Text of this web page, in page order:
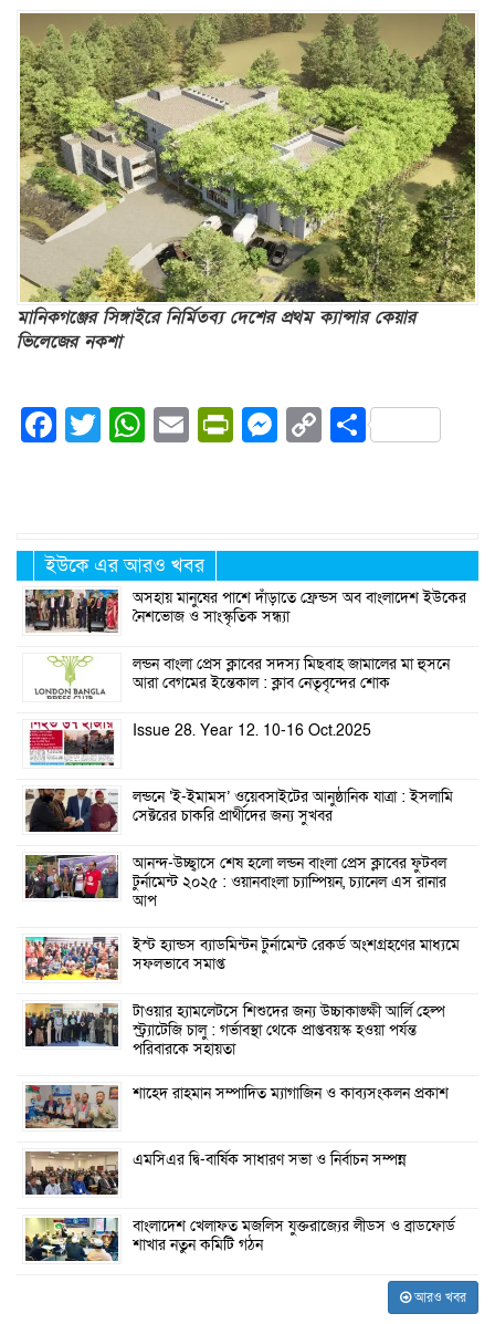
মানিকগঞ্জের সিঙ্গাইরে নির্মিতব্য দেশের প্রথম ক্যান্সার কেয়ার
ভিলেজের নকশা
Facebook
Twitter
WhatsApp
EmailPrintFriendly
Messenger
CopyShare
ইউকে এর আরও খবর
অসহায় মানুষের পাশে দাঁড়াতে ফ্রেন্ডস অব বাংলাদেশ ইউকের
নৈশভোজ ও সাংস্কৃতিক সন্ধ্যা
লন্ডন বাংলা প্রেস ক্লাবের সদস্য মিছবাহ জামালের মা হুসনে
আরা বেগমের ইন্তেকাল : ক্লাব নেতৃবৃন্দের শোক
Issue 28. Year 12. 10-16 Oct.2025
লন্ডনে ‘ই-ইমামস’ ওয়েবসাইটের আনুষ্ঠানিক যাত্রা : ইসলামি
সেক্টরের চাকরি প্রার্থীদের জন্য সুখবর
আনন্দ-উচ্ছ্বাসে শেষ হলো লন্ডন বাংলা প্রেস ক্লাবের ফুটবল
টুর্নামেন্ট ২০২৫ : ওয়ানবাংলা চ্যাম্পিয়ন, চ্যানেল এস রানার
আপ
ইস্ট হ্যান্ডস ব্যাডমিন্টন টুর্নামেন্ট রেকর্ড অংশগ্রহণের মাধ্যমে
সফলভাবে সমাপ্ত
টাওয়ার হ্যামলেটসে শিশুদের জন্য উচ্চাকাঙ্ক্ষী আর্লি হেল্প
স্ট্র্যাটেজি চালু : গর্ভাবস্থা থেকে প্রাপ্তবয়স্ক হওয়া পর্যন্ত
পরিবারকে সহায়তা
শাহেদ রাহমান সম্পাদিত ম্যাগাজিন ও কাব্যসংকলন প্রকাশ
এমসিএর দ্বি-বার্ষিক সাধারণ সভা ও নির্বাচন সম্পন্ন
বাংলাদেশ খেলাফত মজলিস যুক্তরাজ্যের লীডস ও ব্রাডফোর্ড
শাখার নতুন কমিটি গঠন
আরও খবর